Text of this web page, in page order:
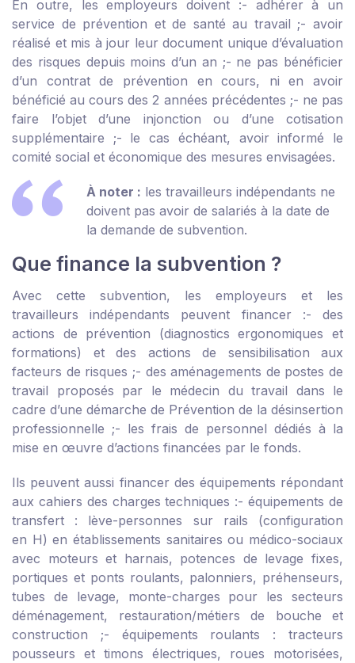
En outre, les employeurs doivent :- adhérer à un
service de prévention et de santé au travail ;- avoir
réalisé et mis à jour leur document unique d’évaluation
des risques depuis moins d’un an ;- ne pas bénéficier
d’un contrat de prévention en cours, ni en avoir
bénéficié au cours des 2 années précédentes ;- ne pas
faire l’objet d’une injonction ou d’une cotisation
supplémentaire ;- le cas échéant, avoir informé le
comité social et économique des mesures envisagées.
À noter : les travailleurs indépendants ne
doivent pas avoir de salariés à la date de
la demande de subvention.
Que finance la subvention ?
Avec cette subvention, les employeurs et les
travailleurs indépendants peuvent financer :- des
actions de prévention (diagnostics ergonomiques et
formations) et des actions de sensibilisation aux
facteurs de risques ;- des aménagements de postes de
travail proposés par le médecin du travail dans le
cadre d’une démarche de Prévention de la désinsertion
professionnelle ;- les frais de personnel dédiés à la
mise en œuvre d’actions financées par le fonds.
Ils peuvent aussi financer des équipements répondant
aux cahiers des charges techniques :- équipements de
transfert : lève-personnes sur rails (configuration
en H) en établissements sanitaires ou médico-sociaux
avec moteurs et harnais, potences de levage fixes,
portiques et ponts roulants, palonniers, préhenseurs,
tubes de levage, monte-charges pour les secteurs
déménagement, restauration/métiers de bouche et
construction ;- équipements roulants : tracteurs
pousseurs et timons électriques, roues motorisées,